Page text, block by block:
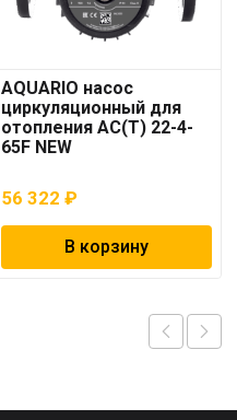
AQUARIO насос
циркуляционный для
отопления AC(T) 22-4-
65F NEW
56 322₽
В корзину